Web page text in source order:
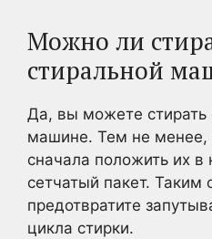
Можно ли
стиральной
Да, вы можете стирать
машине. Тем не
сначала положить их в
сетчатый пакет. Таким
предотвратите
цикла стирки.